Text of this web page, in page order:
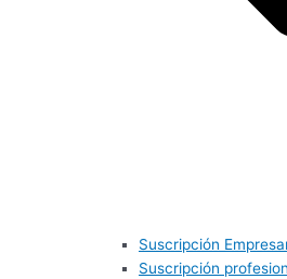
Suscripción
Suscripción